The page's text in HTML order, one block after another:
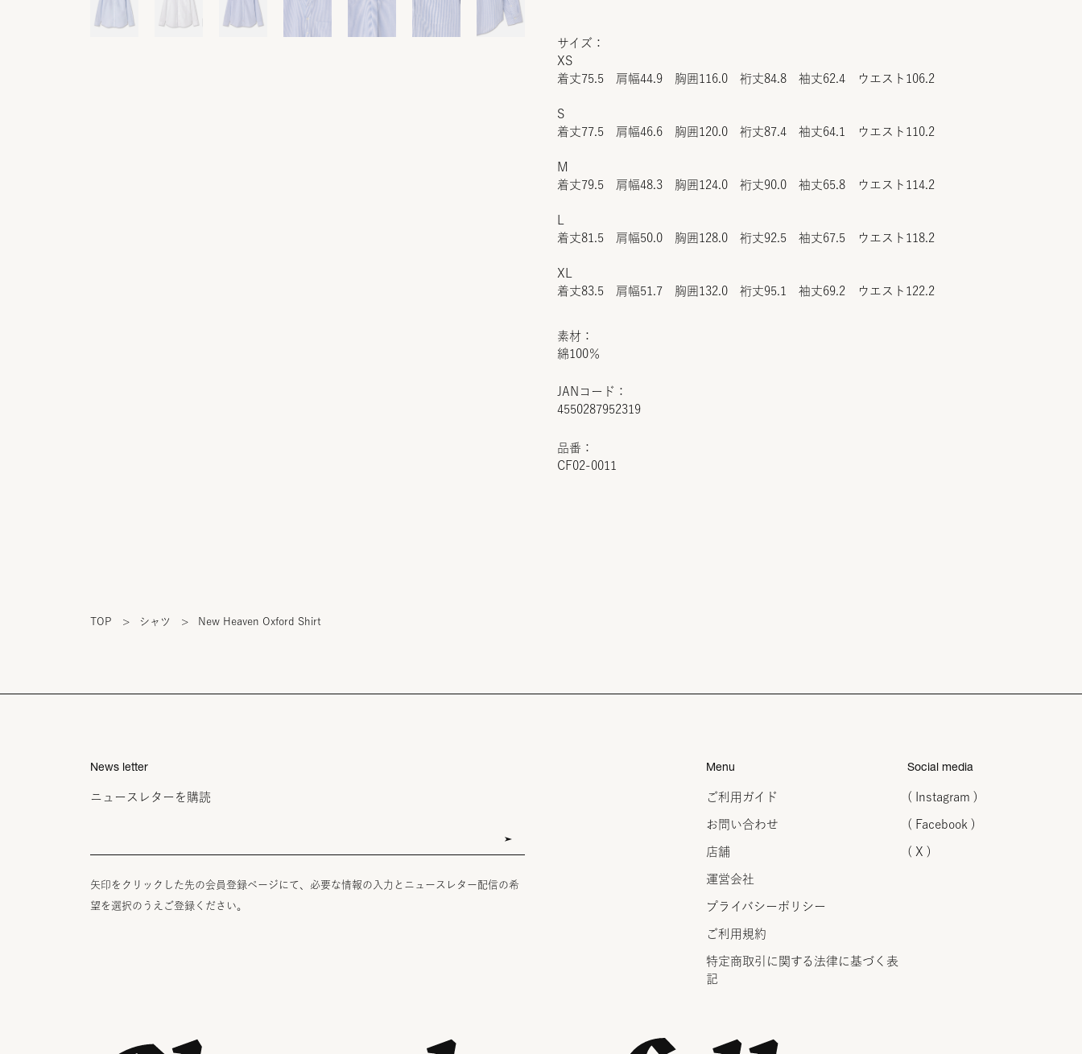
JANコード：
4550287952319
品番：
CF02-0011
サイズ：
XS
着丈75.5 肩幅44.9 胸囲116.0 裄丈84.8 袖丈62.4 ウエスト106.2
S
着丈77.5 肩幅46.6 胸囲120.0 裄丈87.4 袖丈64.1 ウエスト110.2
M
着丈79.5 肩幅48.3 胸囲124.0 裄丈90.0 袖丈65.8 ウエスト114.2
着丈81.5 肩幅50.0 胸囲128.0 裄丈92.5 袖丈67.5 ウエスト118.2
XL
着丈83.5 肩幅51.7 胸囲132.0 裄丈95.1 袖丈69.2 ウエスト122.2
素材：
綿100％
TOP > シャツ > New Heaven Oxford Shirt
News letter
ニュースレターを購読
矢印をクリックした先の会員登録ページにて、必要な情報の入力とニュースレター配信の希
望を選択のうえご登録ください。
Menu
ご利用ガイド
お問い合わせ
店舗
運営会社
プライバシーポリシー
ご利用規約
特定商取引に関する法律に 基づく表
記
Social media
( Instagram )
( Facebook )
( X )